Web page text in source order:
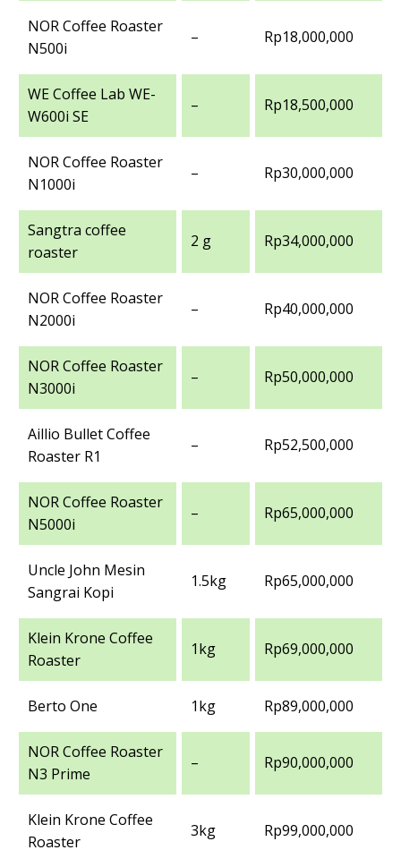
NOR Coffee Roaster
N500i
– Rp18,000,000
WE Coffee Lab WE-
W600i SE
– Rp18,500,000
NOR Coffee Roaster
N1000i
– Rp30,000,000
Sangtra coffee
roaster
2 g Rp34,000,000
NOR Coffee Roaster
N2000i
– Rp40,000,000
NOR Coffee Roaster
N3000i
– Rp50,000,000
Aillio Bullet Coffee
Roaster R1
– Rp52,500,000
NOR Coffee Roaster
N5000i
– Rp65,000,000
Uncle John Mesin
Sangrai Kopi
1.5kg Rp65,000,000
Klein Krone Coffee
Roaster
1kg Rp69,000,000
Berto One 1kg Rp89,000,000
NOR Coffee Roaster
N3 Prime
– Rp90,000,000
Klein Krone Coffee
Roaster
3kg Rp99,000,000